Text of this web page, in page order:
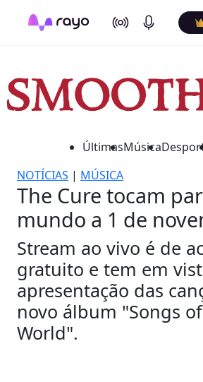
On Air Podcasts
ÚltimasMúsica
NOTÍCIAS | MÚSICA
The Cure tocam
mundo a 1 de
Stream ao vivo é de
gratuito e tem em
apresentação das
novo álbum "Songs
World".